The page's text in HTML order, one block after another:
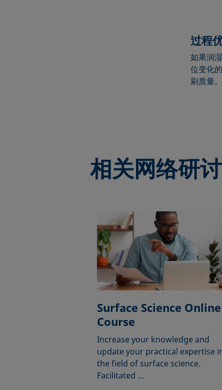
过程
如果润
位变化
刷质量。
相关网络研
Surface Science Online
Course
Increase your knowledge and
update your practical expertise
the field of surface science.
Facilitated …